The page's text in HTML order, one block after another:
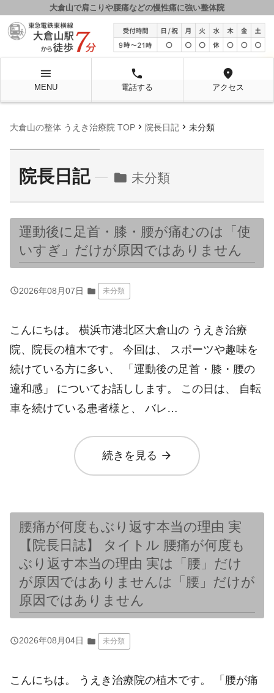
大倉山で肩こりや腰痛などの慢性痛に強い整体院
menu
MENU
local_phone
電話する
location_on
アクセス
大倉山の整体 うえき治療院 TOP chevron_right 院長日記 chevron_right 未分類
院長日記 folder 未分類
運動後に足首・膝・腰が痛むのは「使
いすぎ」だけが原因ではありません
query_builder2026年08月07日 folder 未分類
こんにちは。 横浜市港北区大倉山の うえき治療
院、院長の植木です。 今回は、 スポーツや趣味を
続けている方に多い、 「運動後の足首・膝・腰の
違和感」 についてお話しします。 この日は、 自転
車を続けている患者様と、 バレ…
続きを見る arrow_forward
腰痛が何度もぶり返す本当の理由 実
【院長日誌】 タイトル 腰痛が何度も
ぶり返す本当の理由 実は「腰」だけ
が原因ではありませんは「腰」だけが
原因ではありません
query_builder2026年08月04日 folder 未分類
こんにちは。 うえき治療院の植木です。 「腰が痛